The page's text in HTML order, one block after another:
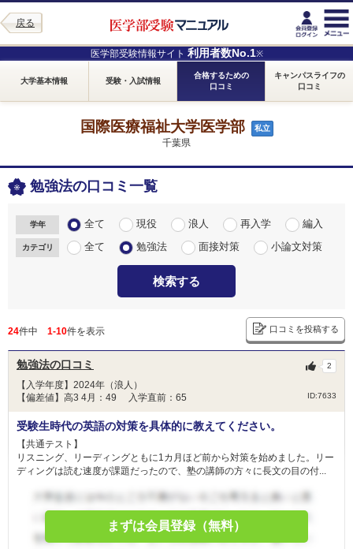
戻る
医学部受験情報サイト 利用者数No.1※
大学基本情報 受験・入試情報
合格するための
口コミ
キャンパスライフの
口コミ
国際医療福祉大学医学部 私立
千葉県
勉強法の口コミ一覧
学年 全て 現役 浪人 再入学 編入
カテゴリ 全て 勉強法 面接対策 小論文対策
検索する
24件中 1-10件を表示 口コミを投稿する
勉強法の口コミ
【入学年度】2024年（浪人）
【偏差値】高3 4月：49 入学直前：65
ID:7633
2
受験生時代の英語の対策を具体的に教えてください。
【共通テスト】
リスニング、リーディングともに1カ月ほど前から対策を始めました。リー
ディングは読む速度が課題だったので、塾の講師の方々に長文の目の付...
まずは会員登録（無料）